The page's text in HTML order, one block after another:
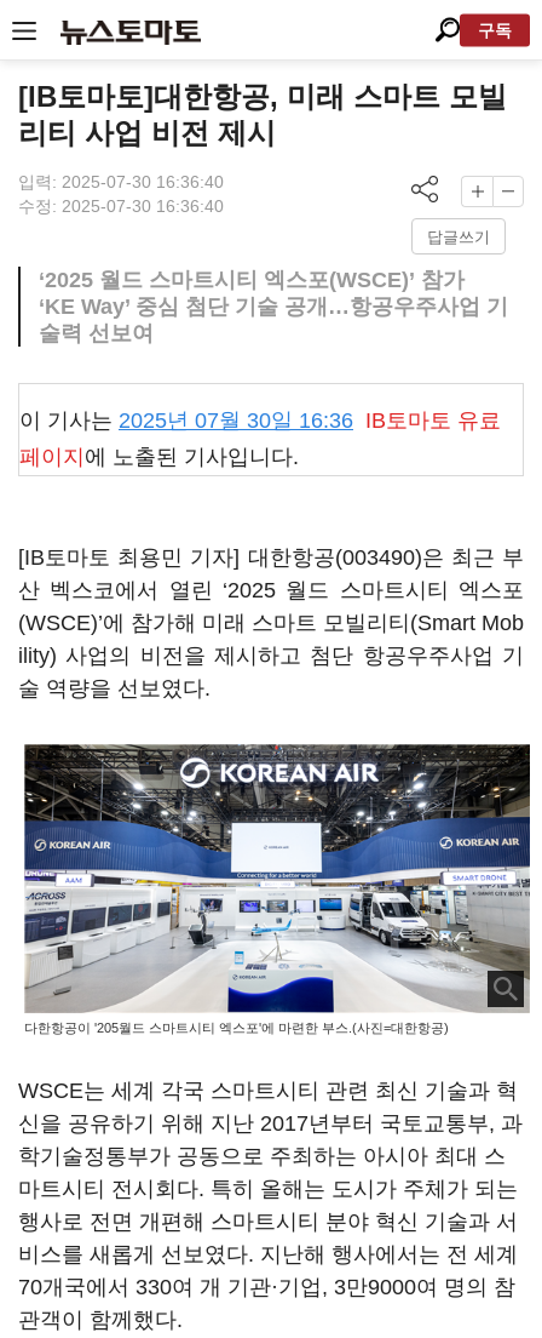
구독
[IB토마토]대한항공, 미래 스마트 모빌
리티 사업 비전 제시
입력: 2025-07-30 16:36:40
수정: 2025-07-30 16:36:40
답글쓰기
‘2025 월드 스마트시티 엑스포(WSCE)’ 참가
‘KE Way’ 중심 첨단 기술 공개…항공우주사업 기
술력 선보여
이 기사는 2025년 07월 30일 16:36 IB토마토 유료
페이지 에 노출된 기사입니다.
[IB토마토 최용민 기자] 대한항공(003490)은 최근 부
산 벡스코에서 열린 ‘2025 월드 스마트시티 엑스포
(WSCE)’에 참가해 미래 스마트 모빌리티(Smart Mob
ility) 사업의 비전을 제시하고 첨단 항공우주사업 기
술 역량을 선보였다.
다한항공이 '205월드 스마트시티 엑스포'에 마련한 부스.(사진=대한항공)
WSCE는 세계 각국 스마트시티 관련 최신 기술과 혁
신을 공유하기 위해 지난 2017년부터 국토교통부, 과
학기술정통부가 공동으로 주최하는 아시아 최대 스
마트시티 전시회다. 특히 올해는 도시가 주체가 되는
행사로 전면 개편해 스마트시티 분야 혁신 기술과 서
비스를 새롭게 선보였다. 지난해 행사에서는 전 세계
70개국에서 330여 개 기관·기업, 3만9000여 명의 참
관객이 함께했다.